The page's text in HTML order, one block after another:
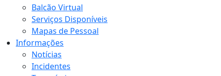
Balcão Virtual
Serviços Disponíveis
Mapas de Pessoal
Informações
Notícias
Incidentes